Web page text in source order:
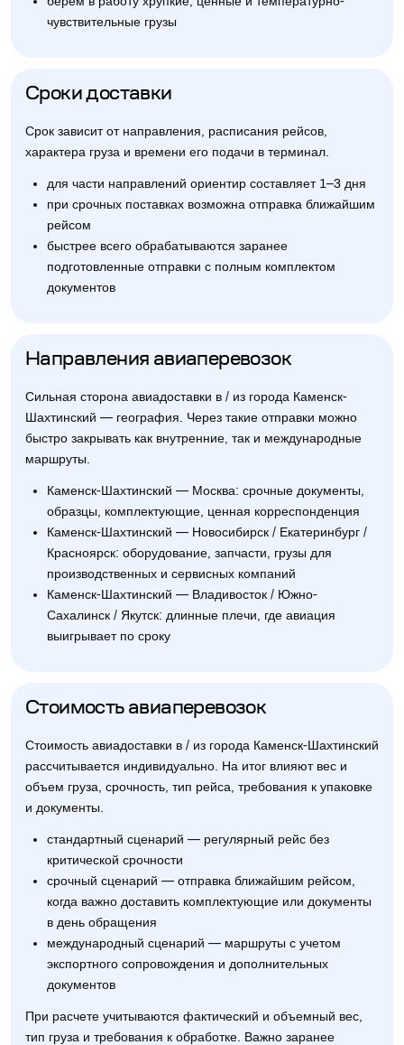
чувствительные грузы
Сроки доставки
Срок зависит от направления, расписания рейсов,
характера груза и времени его подачи в терминал.
для части направлений ориентир составляет 1–3 дня
при срочных поставках возможна отправка ближайшим
рейсом
быстрее всего обрабатываются заранее
подготовленные отправки с полным комплектом
документов
Направления авиаперевозок
Сильная сторона авиадоставки в / из города Каменск-
Шахтинский — география. Через такие отправки можно
быстро закрывать как внутренние, так и международные
маршруты.
Каменск-Шахтинский — Москва: срочные документы,
образцы, комплектующие, ценная корреспонденция
Каменск-Шахтинский — Новосибирск / Екатеринбург /
Красноярск: оборудование, запчасти, грузы для
производственных и сервисных компаний
Каменск-Шахтинский — Владивосток / Южно-
Сахалинск / Якутск: длинные плечи, где авиация
выигрывает по сроку
Стоимость авиаперевозок
Стоимость авиадоставки в / из города Каменск-Шахтинский
рассчитывается индивидуально. На итог влияют вес и
объем груза, срочность, тип рейса, требования к упаковке
и документы.
стандартный сценарий — регулярный рейс без
критической срочности
срочный сценарий — отправка ближайшим рейсом,
когда важно доставить комплектующие или документы
в день обращения
международный сценарий — маршруты с учетом
экспортного сопровождения и дополнительных
документов
При расчете учитываются фактический и объемный вес,
тип груза и требования к обработке. Важно заранее